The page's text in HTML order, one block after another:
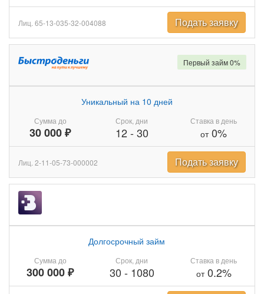
Лиц. 65-13-035-32-004088 Подать заявку
Сумма до
30 000 ₽
Уникальный на 10 дней
Срок, дни
12- 30
Ставка в день
от0%
Первый займ 0%
Лиц. 2-11-05-73-000002 Подать заявку
Сумма до
300 000 ₽
Долгосрочный займ
Срок, дни
30 - 1080
Ставка в день
от0.2%